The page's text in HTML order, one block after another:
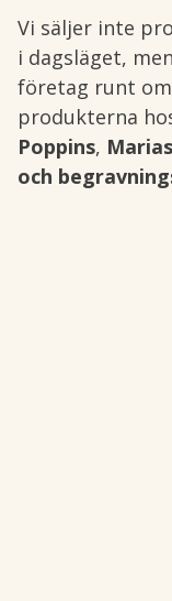
Vi säljer inte
i dagsläget,
företag runt
produkterna
Poppins,
och